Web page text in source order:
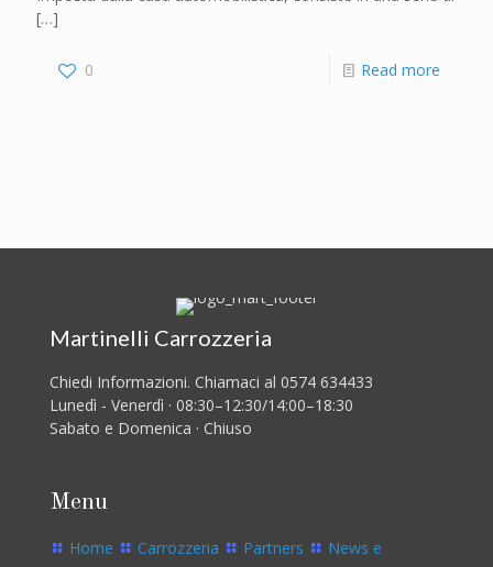
[…]
0 Read more
Martinelli Carrozzeria
Chiedi Informazioni. Chiamaci al 0574 634433
Lunedì - Venerdì · 08:30–12:30/14:00–18:30
Sabato e Domenica · Chiuso
Menu
Home Carrozzeria Partners
News e